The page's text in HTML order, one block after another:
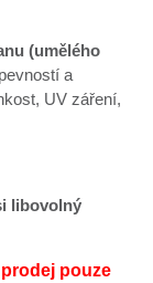
(umělého
a
UV záření,
libovolný
pouze